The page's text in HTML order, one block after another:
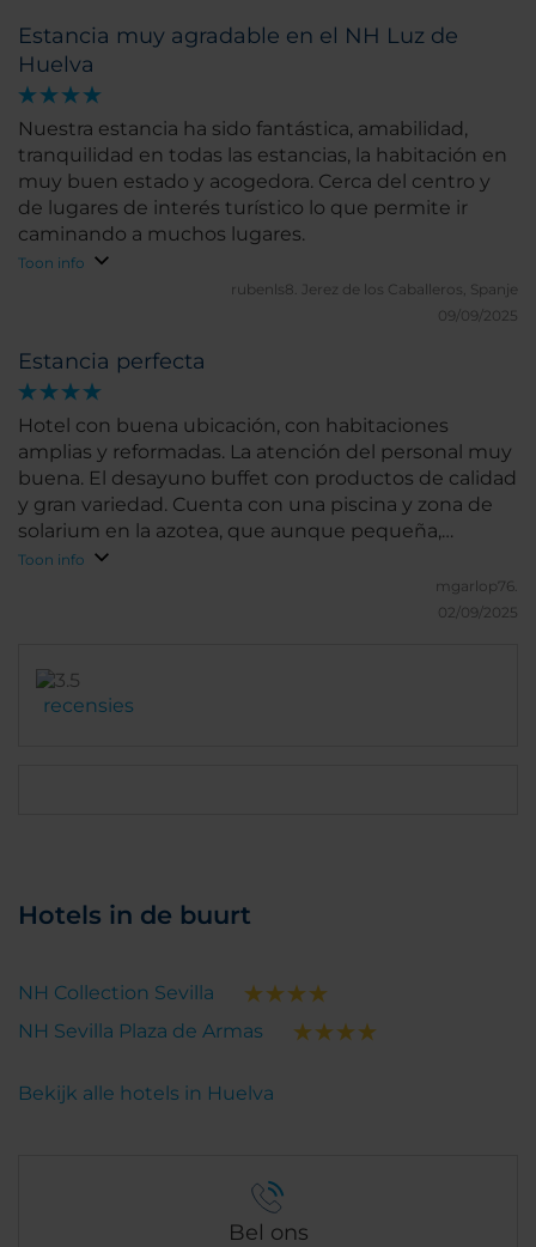
Estancia muy agradable en el NH Luz de
Huelva
Nuestra estancia ha sido fantástica, amabilidad,
tranquilidad en todas las estancias, la habitación en
muy buen estado y acogedora. Cerca del centro y
de lugares de interés turístico lo que permite ir
caminando a muchos lugares.
Toon info
rubenls8. Jerez de los Caballeros, Spanje
09/09/2025
Estancia perfecta
Hotel con buena ubicación, con habitaciones
amplias y reformadas. La atención del personal muy
buena. El desayuno buffet con productos de calidad
y gran variedad. Cuenta con una piscina y zona de
solarium en la azotea, que aunque pequeña,
suficiente para un baño después de un día de
Toon info
mgarlop76.
02/09/2025
recensies
Hotels in de buurt
NH Collection Sevilla
NH Sevilla Plaza de Armas
Bekijk alle hotels in Huelva
Bel ons